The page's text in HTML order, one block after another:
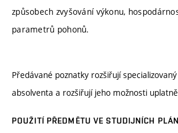
způsobech zvyšování výkonu,
parametrů pohonů.
Předávané poznatky rozšiřují
absolventa a rozšiřují jeho možnosti
POUŽITÍ PŘEDMĚTU VE STUDIJNÍCH